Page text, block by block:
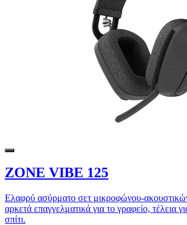
ZONE VIBE 125
Ελαφρύ ασύρματο σετ μικροφώνου-
αρκετά επαγγελματικά για το γραφείο, τέλεια
σπίτι.